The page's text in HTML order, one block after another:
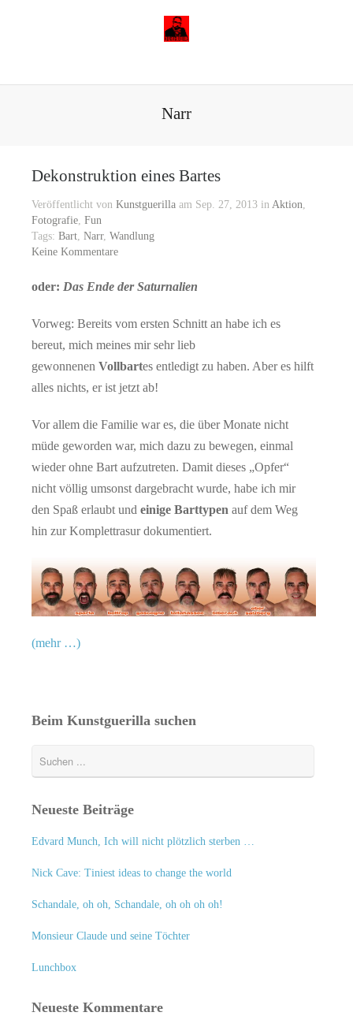
Narr
Dekonstruktion eines Bartes
Veröffentlicht von Kunstguerillaam Sep. 27, 2013 in Aktion
Fotografie, Fun
Tags: Bart, Narr, Wandlung
Keine Kommentare
oder: Das Ende der Saturnalien
Vorweg: Bereits vom ersten Schnitt an habe ich es
bereut, mich meines mir sehr lieb
gewonnenen Vollbartes entledigt zu haben. Aber es hilft
alles nichts, er ist jetzt ab!
Vor allem die Familie war es, die über Monate nicht
müde geworden war, mich dazu zu bewegen, einmal
wieder ohne Bart aufzutreten. Damit dieses „Opfer“
nicht völlig umsonst dargebracht wurde, habe ich mir
den Spaß erlaubt und einige Barttypen auf dem Weg
hin zur Komplettrasur dokumentiert.
(mehr …)
Beim Kunstguerilla suchen
Neueste Beiträge
Edvard Munch, Ich will nicht plötzlich sterben …
Nick Cave: Tiniest ideas to change the world
Schandale, oh oh, Schandale, oh oh oh oh!
Monsieur Claude und seine Töchter
Lunchbox
Neueste Kommentare